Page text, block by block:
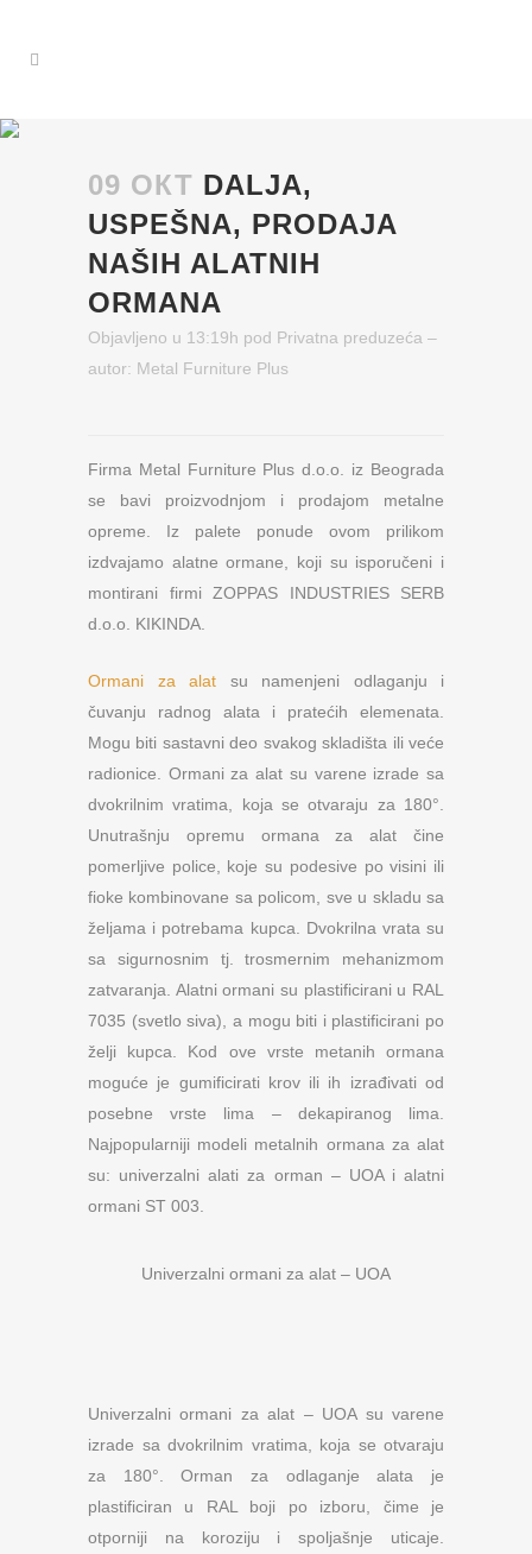
09 ОКТ DALJA,
USPEŠNA, PRODAJA
NAŠIH ALATNIH
ORMANA
Objavljeno u 13:19h pod Privatna preduzeća –
autor: Metal Furniture Plus
Firma Metal Furniture Plus d.o.o. iz Beograda
se bavi proizvodnjom i prodajom metalne
opreme. Iz palete ponude ovom prilikom
izdvajamo alatne ormane, koji su isporučeni i
montirani firmi ZOPPAS INDUSTRIES SERB
d.o.o. KIKINDA.
Ormani za alat su namenjeni odlaganju i
čuvanju radnog alata i pratećih elemenata.
Mogu biti sastavni deo svakog skladišta ili veće
radionice. Ormani za alat su varene izrade sa
dvokrilnim vratima, koja se otvaraju za 180°.
Unutrašnju opremu ormana za alat čine
pomerljive police, koje su podesive po visini ili
fioke kombinovane sa policom, sve u skladu sa
željama i potrebama kupca. Dvokrilna vrata su
sa sigurnosnim tj. trosmernim mehanizmom
zatvaranja. Alatni ormani su plastificirani u RAL
7035 (svetlo siva), a mogu biti i plastificirani po
želji kupca. Kod ove vrste metanih ormana
moguće je gumificirati krov ili ih izrađivati od
posebne vrste lima – dekapiranog lima.
Najpopularniji modeli metalnih ormana za alat
su: univerzalni alati za orman – UOA i alatni
ormani ST 003.
Univerzalni ormani za alat – UOA
Univerzalni ormani za alat – UOA su varene
izrade sa dvokrilnim vratima, koja se otvaraju
za 180°. Orman za odlaganje alata je
plastificiran u RAL boji po izboru, čime je
otporniji na koroziju i spoljašnje uticaje.